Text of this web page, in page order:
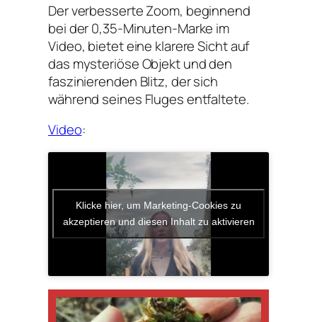
Der verbesserte Zoom, beginnend
bei der 0,35-Minuten-Marke im
Video, bietet eine klarere Sicht auf
das mysteriöse Objekt und den
faszinierenden Blitz, der sich
während seines Fluges entfaltete.
Video:
Klicke hier, um Marketing-Cookies zu
akzeptieren und diesen Inhalt zu aktivieren